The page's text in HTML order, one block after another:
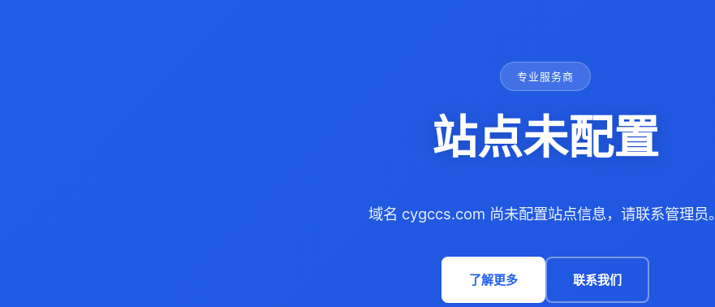
专业服务商
站点未配置
域名 cygccs.com 尚未配置站点信息，请联系管理员。
了解更多 联系我们